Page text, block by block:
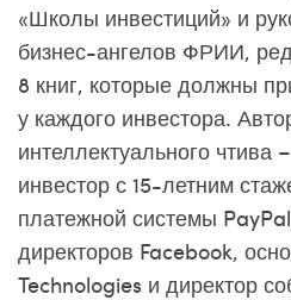
«Школы инвестиций» и
бизнес-ангелов ФРИИ,
8 книг, которые должны
у каждого инвестора.
интеллектуального чтива
инвестор с 15-летним
платежной системы
директоров Facebook,
Technologies и директор